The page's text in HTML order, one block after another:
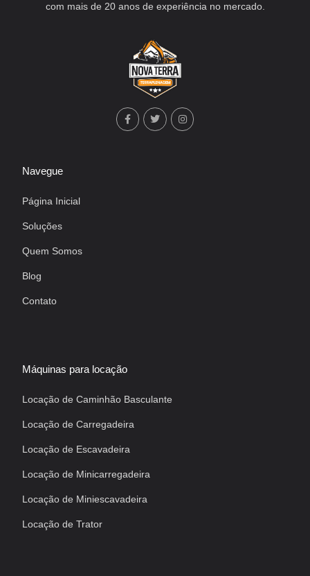
com mais de 20 anos de experiência no mercado.
Navegue
Página Inicial
Soluções
Quem Somos
Blog
Contato
Máquinas para locação
Locação de Caminhão Basculante
Locação de Carregadeira
Locação de Escavadeira
Locação de Minicarregadeira
Locação de Miniescavadeira
Locação de Trator